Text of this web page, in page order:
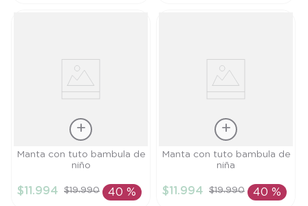
Talla
AÑADIR AL
Manta con tuto bambula de
niño
$11 .994 $19.990 40 %
Talla
AÑADIR AL
Manta con tuto bambula de
niña
$11 .994 $19.990 40 %